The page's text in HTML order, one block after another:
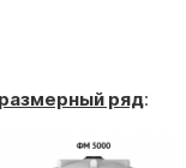
ряд: